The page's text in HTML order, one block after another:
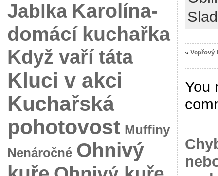
Jablka Karolína-
domácí kuchařka
Když vaří táta
Kluci v akci
Kuchařská
pohotovost Muffiny
Nenáročné Ohnivý
« Vepřový
You